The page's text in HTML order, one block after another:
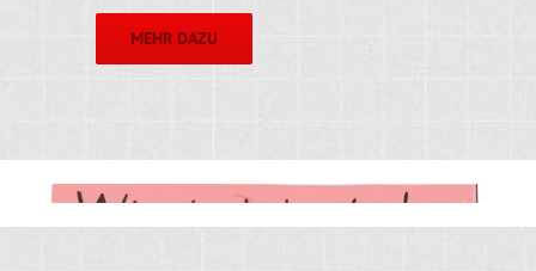
MEHR DAZU